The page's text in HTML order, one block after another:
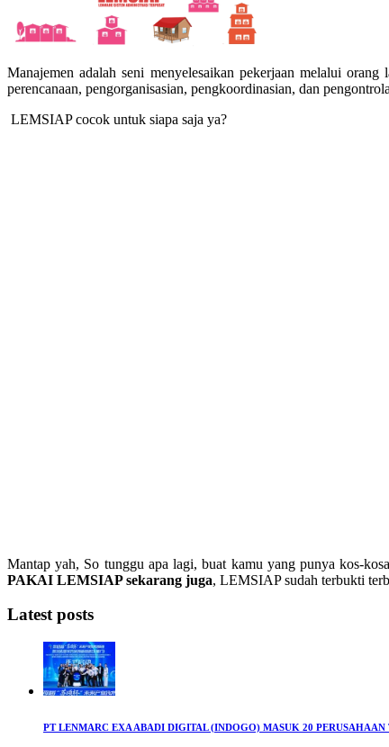
Manajemen adalah seni menyelesaikan pekerjaan melalui
perencanaan, pengorganisasian, pengkoordinasian, dan
LEMSIAP cocok untuk siapa saja ya?
Mantap yah, So tunggu apa lagi, buat kamu yang punya kos-
PAKAI LEMSIAP sekarang juga, LEMSIAP sudah terbukti
Latest posts
PT LENMARC EXA ABADI DIGITAL (INDOGO) MASUK 20